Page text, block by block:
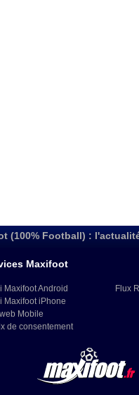
(100% Football) :
Maxifoot
Maxifoot Android
Maxifoot iPhone
Mobile
de consentement
Flux